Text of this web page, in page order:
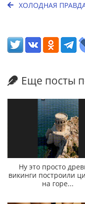
ХОЛОДНАЯ
Еще посты
Ну это просто
викинги построили
на горе...